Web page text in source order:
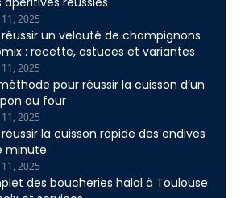
2025
un velouté de champignons
: recette, astuces et variantes
2025
pour réussir la cuisson d’un
au four
2025
la cuisson rapide des endives
minute
2025
des boucheries halal à Toulouse